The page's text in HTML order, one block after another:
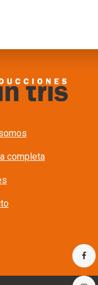
completa